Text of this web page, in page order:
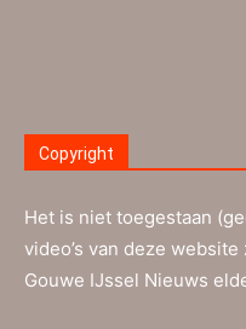
Copyright
Het is niet toegestaan
video’s van deze
Gouwe IJssel Nieuws